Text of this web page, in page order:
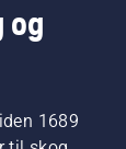
og
1689